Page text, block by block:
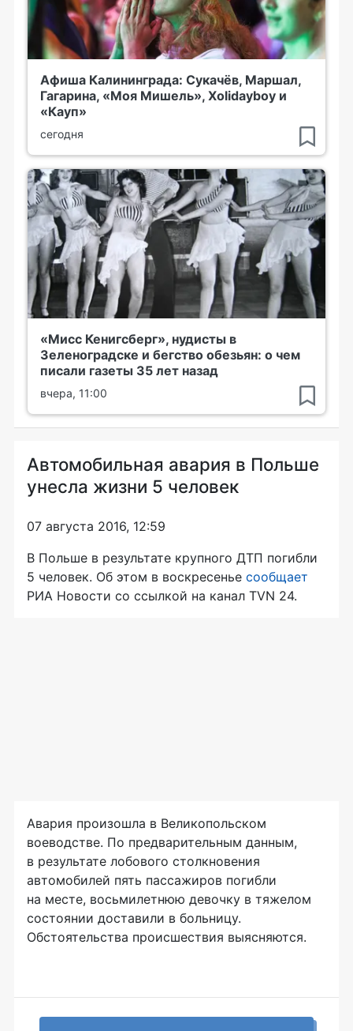
Афиша Калининграда: Сукачёв, Маршал,
Гагарина, «Моя Мишель», Xolidayboy и
«Кауп»
сегодня
«Мисс Кенигсберг», нудисты в
Зеленоградске и бегство обезьян: о чем
писали газеты 35 лет назад
вчера, 11:00
Автомобильная авария в Польше
унесла жизни 5 человек
07 августа 2016, 12:59
В Польше в результате крупного ДТП погибли
5 человек. Об этом в воскресенье сообщает
РИА Новости со ссылкой на канал TVN 24.
Авария произошла в Великопольском
воеводстве. По предварительным данным,
в результате лобового столкновения
автомобилей пять пассажиров погибли
на месте, восьмилетнюю девочку в тяжелом
состоянии доставили в больницу.
Обстоятельства происшествия выясняются.